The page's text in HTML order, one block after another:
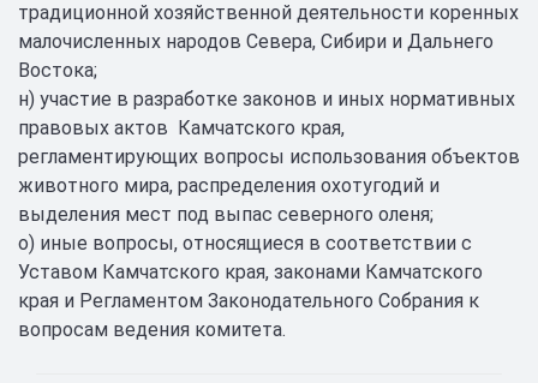
традиционной хозяйственной деятельности коренных
малочисленных народов Севера, Сибири и Дальнего
Востока;
н) участие в разработке законов и иных нормативных
правовых актов Камчатского края,
регламентирующих вопросы использования объектов
животного мира, распределения охотугодий и
выделения мест под выпас северного оленя;
о) иные вопросы, относящиеся в соответствии с
Уставом Камчатского края, законами Камчатского
края и Регламентом Законодательного Собрания к
вопросам ведения комитета.